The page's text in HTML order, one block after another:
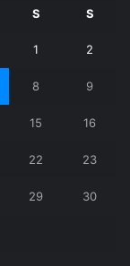
S S
1 2
8 9
15 16
22 23
29 30